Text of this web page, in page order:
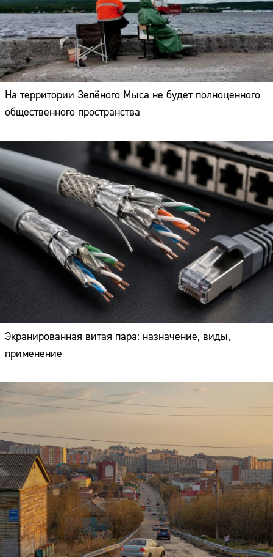
На территории Зелёного Мыса не будет полноценного
общественного пространства
Экранированная витая пара: назначение, виды,
применение